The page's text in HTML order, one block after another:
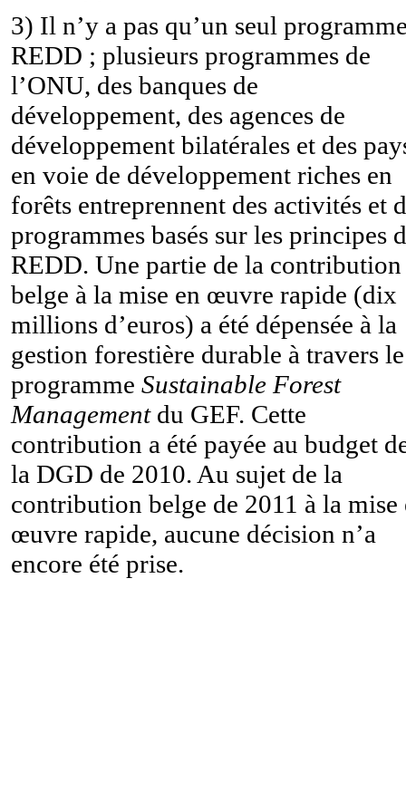
3) Il n’y a pas qu’un seul
REDD ; plusieurs programmes de
l’ONU, des banques de
développement, des agences de
développement bilatérales et des
en voie de développement riches en
forêts entreprennent des activités et
programmes basés sur les principes
REDD. Une partie de la contribution
belge à la mise en œuvre rapide (dix
millions d’euros) a été dépensée à la
gestion forestière durable à travers le
programme Sustainable Forest
Managementdu GEF. Cette
contribution a été payée au budget
la DGD de 2010. Au sujet de la
contribution belge de 2011 à la mise
œuvre rapide, aucune décision n’a
encore été prise.